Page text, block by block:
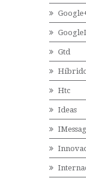
Gtd
Htc
Ideas